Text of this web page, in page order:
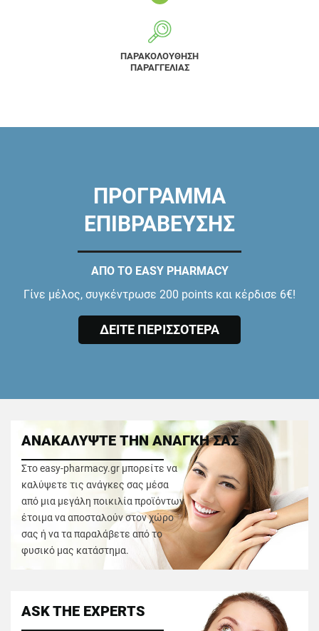
ΠΑΡΑΚΟΛΟΥΘΗΣΗ
ΠΑΡΑΓΓΕΛΙΑΣ
ΠΡΟΓΡΑΜΜΑ
ΕΠΙΒΡΑΒΕΥΣΗΣ
ΑΠΟ ΤΟ EASY PHARMACY
Γίνε μέλος, συγκέντρωσε 200 points και κέρδισε 6€!
ΔΕΙΤΕ ΠΕΡΙΣΣΟΤΕΡΑ
ΑΝΑΚΑΛΥΨΤΕ ΤΗΝ ΑΝΑΓΚΗ ΣΑΣ
Στο easy-pharmacy.gr μπορείτε να
καλύψετε τις ανάγκες σας μέσα
από μια μεγάλη ποικιλία προϊόντων
έτοιμα να αποσταλούν στον χώρο
σας ή να τα παραλάβετε από το
φυσικό μας κατάστημα.
ASK THE EXPERTS